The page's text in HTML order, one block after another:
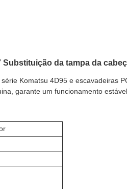
Substituição da tampa da
Komatsu 4D95 e escavadeiras
garante um funcionamento